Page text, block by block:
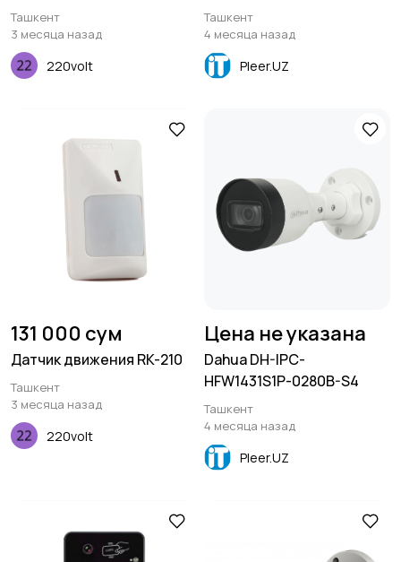
Seagate- HDD -
ST10000VX0004
Ташкент
3 месяца назад
220volt
Ташкент
4 месяца назад
Pleer.UZ
131 000 сум
Датчик движения RK-210
Ташкент
3 месяца назад
220volt
Цена не указана
Dahua DH-IPC-
HFW1431S1P-0280B-S4
Ташкент
4 месяца назад
Pleer.UZ